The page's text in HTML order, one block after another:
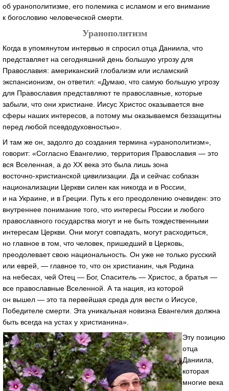
об уранополитизме, его полемика с исламом и его внимание
к богословию человеческой смерти.
Уранополитизм
Когда в упомянутом интервью я спросил отца Даниила, что
представляет на сегодняшний день большую угрозу для
Православия: американский глобализм или исламский
экспансионизм, он ответил: «Думаю, что самую большую угрозу
для Православия представляют те православные, которые
забыли, что они христиане. Иисус Христос оказывается вне
сферы наших интересов, а потому мы оказываемся беззащитны
перед любой псевдодуховностью».
И там же он, задолго до создания термина «уранополитизм»,
говорит: «Согласно Евангелию, территория Православия — это
вся Вселенная, а до XX века это была лишь зона
восточно-христианской цивилизации. Да и сейчас соблазн
национализации Церкви силен как никогда и в России,
и на Украине, и в Греции. Путь к его преодолению очевиден: это
внутреннее понимание того, что интересы России и любого
православного государства могут и не быть тождественными
интересам Церкви. Они могут совпадать, могут расходиться,
но главное в том, что человек, пришедший в Церковь,
преодолевает свою национальность. Он уже не только русский
или еврей, — главное то, что он христианин, чья Родина
на небесах, чей Отец — Бог, Спаситель — Христос, а братья —
все православные Вселенной. А та нация, из которой
он вышел — это та первейшая среда для вести о Иисусе,
Победителе смерти. Эта уникальная новизна Евангелия должна
быть всегда на устах у христианина».
Эту позицию
отца
Даниила,
которая
многие века